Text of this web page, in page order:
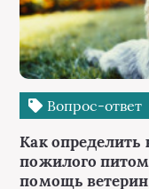
Вопрос-ответ
Как определить
пожилого
помощь